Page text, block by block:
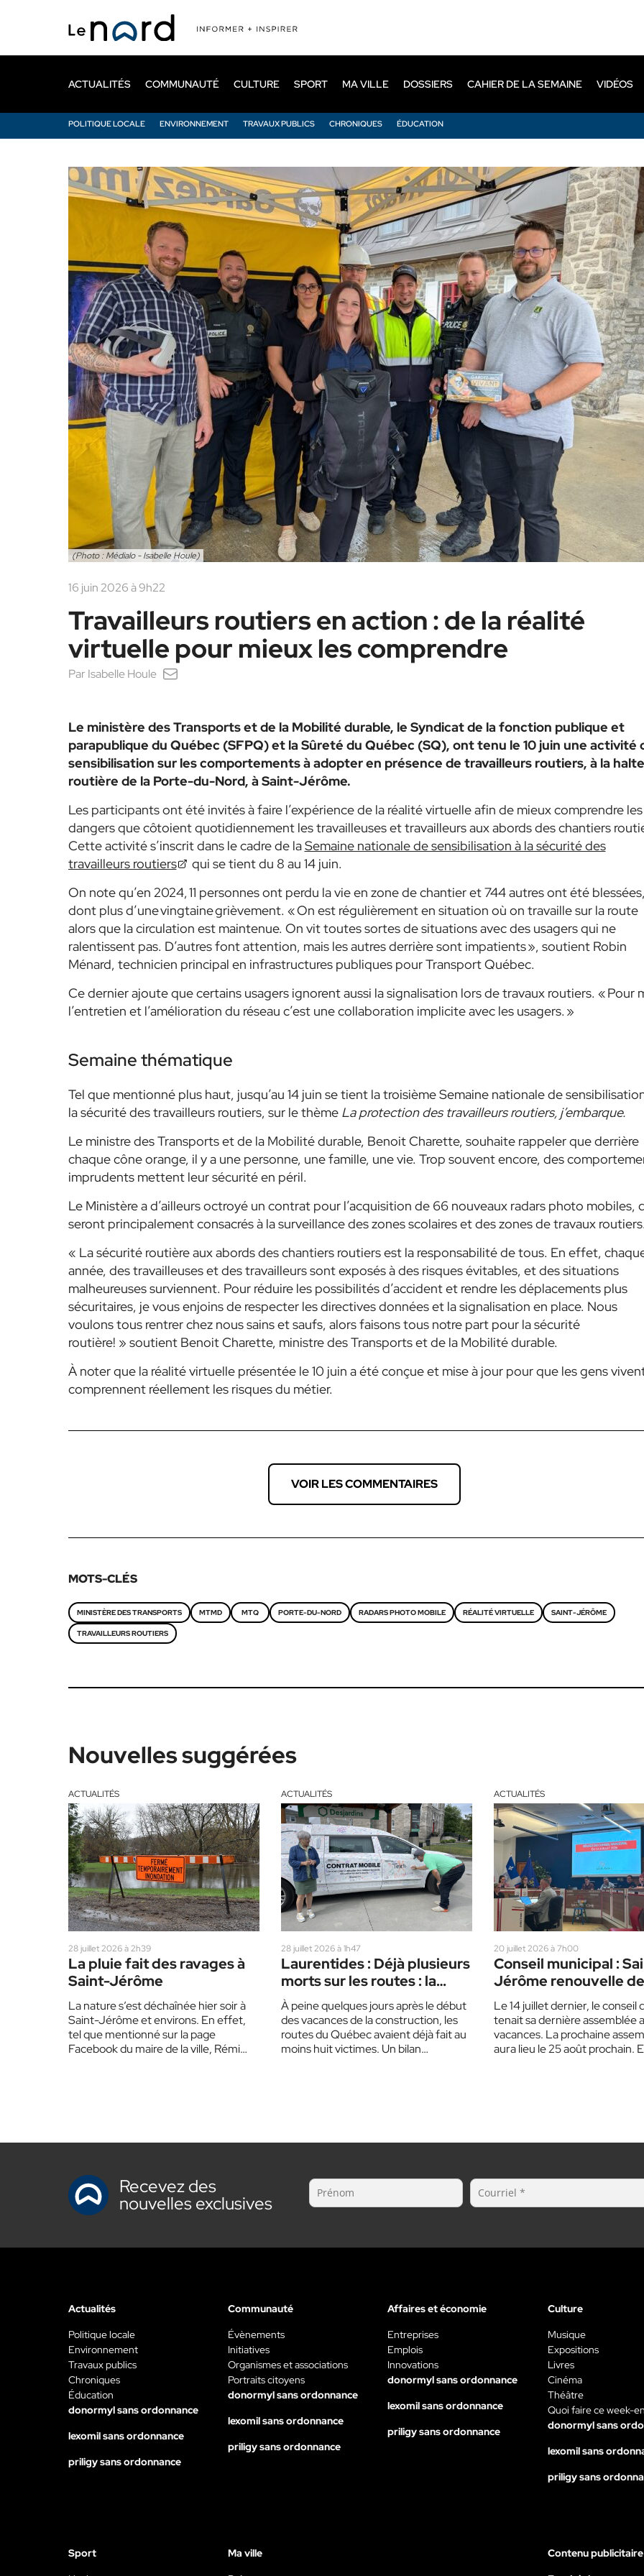
principal
ACTUALITÉS
POLITIQUE LOCALE ENVIRONNEMENT TRAVAUX PUBLICS CHRONIQUES ÉDUCATION
COMMUNAUTÉ CULTURE SPORT MA VILLE DOSSIERS CAHIER DE LA SEMAINE VIDÉOS
(Photo : Médialo - Isabelle Houle)
16 juin 2026 à 9h22
Travailleurs routiers en action : de la réalité
virtuelle pour mieux les comprendre
Par Isabelle Houle
Le ministère des Transports et de la Mobilité durable, le Syndicat de la fonction publique et
parapublique du Québec (SFPQ) et la Sûreté du Québec (SQ), ont tenu le 10 juin une activité
sensibilisation sur les comportements à adopter en présence de travailleurs routiers, à la halte
routière de la Porte-du-Nord, à Saint-Jérôme.
Les participants ont été invités à faire l’expérience de la réalité virtuelle afin de mieux comprendre les
dangers que côtoient quotidiennement les travailleuses et travailleurs aux abords des chantiers
Cette activité s’inscrit dans le cadre de laSemaine nationale de sensibilisation à la sécurité des
travailleurs routiers
qui se tient du 8 au 14 juin.
On note qu’en 2024, 11 personnes ont perdu la vie en zone de chantier et 744 autres ont été
dont plus d’une vingtaine grièvement. « On est régulièrement en situation où on travaille sur la route
alors que la circulation est maintenue. On vit toutes sortes de situations avec des usagers qui ne
ralentissent pas. D’autres font attention, mais les autres derrière sont impatients », soutient Robin
Ménard, technicien principal en infrastructures publiques pour Transport Québec.
Ce dernier ajoute que certains usagers ignorent aussi la signalisation lors de travaux routiers. « Pour
l’entretien et l’amélioration du réseau c’est une collaboration implicite avec les usagers. »
Semaine thématique
Tel que mentionné plus haut, jusqu’au 14 juin se tient la troisième Semaine nationale de
la sécurité des travailleurs routiers, sur le thème La protection des travailleurs routiers, j’embarque.
Le ministre des Transports et de la Mobilité durable, Benoit Charette, souhaite rappeler que derrière
chaque cône orange, il y a une personne, une famille, une vie. Trop souvent encore, des
imprudents mettent leur sécurité en péril.
Le Ministère a d’ailleurs octroyé un contrat pour l’acquisition de 66 nouveaux radars photo mobiles,
seront principalement consacrés à la surveillance des zones scolaires et des zones de travaux
« La sécurité routière aux abords des chantiers routiers est la responsabilité de tous. En effet,
année, des travailleuses et des travailleurs sont exposés à des risques évitables, et des situations
malheureuses surviennent. Pour réduire les possibilités d’accident et rendre les déplacements plus
sécuritaires, je vous enjoins de respecter les directives données et la signalisation en place. Nous
voulons tous rentrer chez nous sains et saufs, alors faisons tous notre part pour la sécurité
routière! » soutient Benoit Charette, ministre des Transports et de la Mobilité durable.
À noter que la réalité virtuelle présentée le 10 juin a été conçue et mise à jour pour que les gens
comprennent réellement les risques du métier.
VOIR LES COMMENTAIRES
MOTS-CLÉS
MINISTÈRE DES TRANSPORTS MTMD MTQ PORTE-DU-NORD RADARS PHOTO MOBILE RÉALITÉ VIRTUELLE SAINT-JÉRÔME
TRAVAILLEURS ROUTIERS
Nouvelles suggérées
ACTUALITÉS
28 juillet 2026 à 2h39
La pluie fait des ravages à
Saint-Jérôme
La nature s’est déchaînée hier soir à
Saint-Jérôme et environs. En effet,
tel que mentionné sur la page
Facebook du maire de la ville, Rémi…
ACTUALITÉS
28 juillet 2026 à 1h47
Laurentides : Déjà plusieurs
morts sur les routes : la
SAAQ mise sur un corbillard
blanc pour sensibiliser les
conducteurs
À peine quelques jours après le début
des vacances de la construction, les
routes du Québec avaient déjà fait au
moins huit victimes. Un bilan…
ACTUALITÉS
20 juillet 2026 à 7h00
Conseil municipal :
Jérôme renouvelle
ententes
Le 14 juillet dernier, le conseil
tenait sa dernière assemblée
vacances. La prochaine
aura lieu le 25 août prochain.
Recevez des
nouvelles exclusives
Actualités
Politique locale
Environnement
Travaux publics
Chroniques
Éducation
donormyl sans ordonnance
lexomil sans ordonnance
priligy sans ordonnance
Communauté
Évènements
Initiatives
Organismes et associations
Portraits citoyens
donormyl sans ordonnance
lexomil sans ordonnance
priligy sans ordonnance
Affaires et économie
Entreprises
Emplois
Innovations
donormyl sans ordonnance
lexomil sans ordonnance
priligy sans ordonnance
Culture
Musique
Expositions
Livres
Cinéma
Théâtre
Quoi faire ce week-
donormyl sans
lexomil sans
priligy sans
Sport
Ma ville
Contenu publicitaire